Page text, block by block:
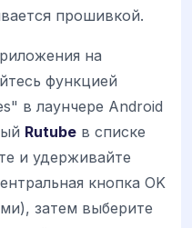
прошивкой.
на
функцией
в лаунчере Android
Rutube в списке
и удерживайте
кнопка OK
затем выберите